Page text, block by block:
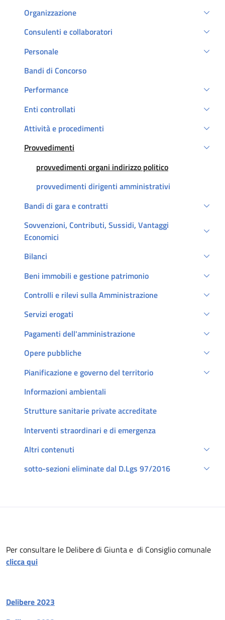
Organizzazione
Consulenti e collaboratori
Personale
Bandi di Concorso
Performance
Enti controllati
Attività e procedimenti
Provvedimenti
Attivo
provvedimenti organi indirizzo politico
provvedimenti dirigenti amministrativi
Bandi di gara e contratti
Sovvenzioni, Contributi, Sussidi, Vantaggi
Economici
Bilanci
Beni immobili e gestione patrimonio
Controlli e rilevi sulla Amministrazione
Servizi erogati
Pagamenti dell'amministrazione
Opere pubbliche
Pianificazione e governo del territorio
Informazioni ambientali
Strutture sanitarie private accreditate
Interventi straordinari e di emergenza
Altri contenuti
sotto-sezioni eliminate dal D.Lgs 97/2016
Per consultare le Delibere di Giunta e di Consiglio comunale
clicca qui
Delibere 2023